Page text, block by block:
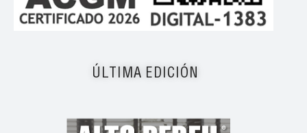
ÚLTIMA EDICIÓN